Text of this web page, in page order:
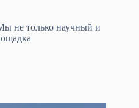
не только научный и